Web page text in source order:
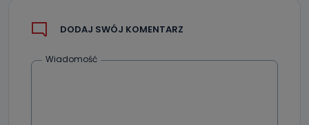
DODAJ SWÓJ KOMENTARZ
Wiadomość